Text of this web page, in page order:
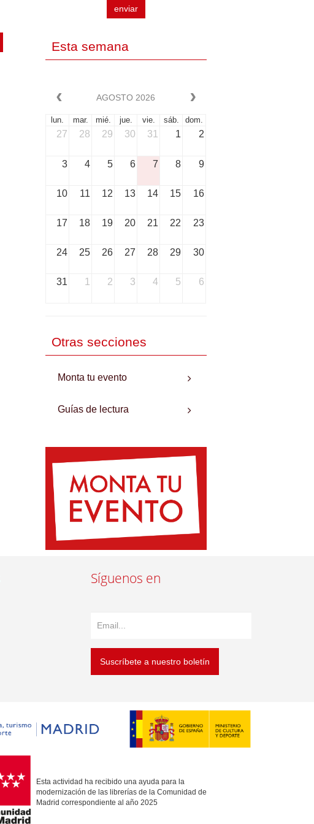
enviar
Esta semana
AGOSTO 2026
lun. mar. mié. jue. vie. sáb. dom.
27 28 29 30 31 1 2
3 4 5 6 7 8 9
10 11 12 13 14 15 16
17 18 19 20 21 22 23
24 25 26 27 28 29 30
31 1 2 3 4 5 6
Otras secciones
Monta tu evento
Guías de lectura
Síguenos en
Suscríbete a nuestro boletín
Esta actividad ha recibido una ayuda para la
modernización de las librerías de la Comunidad de
Madrid correspondiente al año 2025